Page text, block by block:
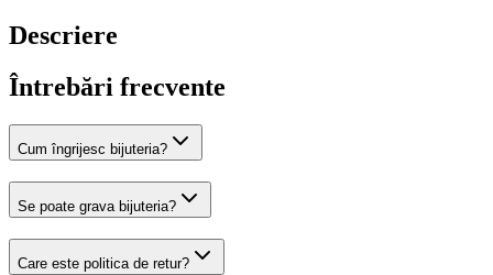
Descriere
Întrebări frecvente
Cum îngrijesc bijuteria?
Se poate grava bijuteria?
Care este politica de retur?